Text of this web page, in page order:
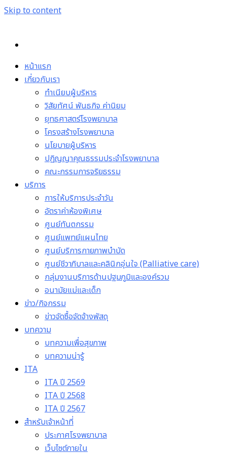
Skip to content
หน้าแรก
เกี่ยวกับเรา
ทำเนียบผู้บริหาร
วิสัยทัศน์ พันธกิจ ค่านิยม
ยุทธศาสตร์โรงพยาบาล
โครงสร้างโรงพยาบาล
นโยบายผู้บริหาร
ปฏิญญาคุณธรรมประจำโรงพยาบาล
คณะกรรมการจริยธรรม
บริการ
การให้บริการประจำวัน
อัตราค่าห้องพิเศษ
ศูนย์ทันตกรรม
ศูนย์แพทย์แผนไทย
ศูนย์บริการกายภาพบำบัด
ศูนย์ชีวาภิบาลและคลินิกอุ่นใจ (Palliative care)
กลุ่มงานบริการด้านปฐมภูมิและองค์รวม
อนามัยแม่และเด็ก
ข่าว/กิจกรรม
ข่าวจัดซื้อจัดจ้างพัสดุ
บทความ
บทความเพื่อสุขภาพ
บทความน่ารู้
ITA
ITA ปี 2569
ITA ปี 2568
ITA ปี 2567
สำหรับเจ้าหน้าที่
ประกาศโรงพยาบาล
เว็บไซต์ภายใน